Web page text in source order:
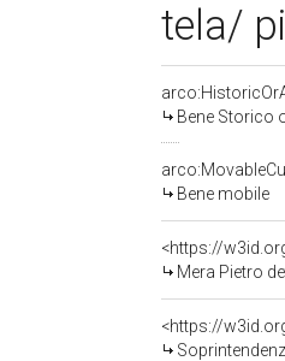
tela/
Bene Storico
Bene mobile
<https://
Mera Pietro
<https://
Soprintendenza